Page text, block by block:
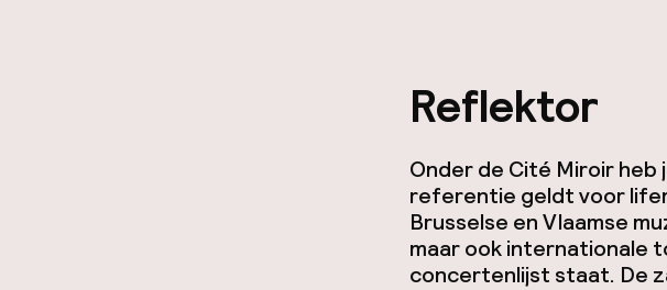
Reflektor
Onder de Cité Miroir
referentie geldt voor
Brusselse en Vlaamse
maar ook internationale
concertenlijst staat. De